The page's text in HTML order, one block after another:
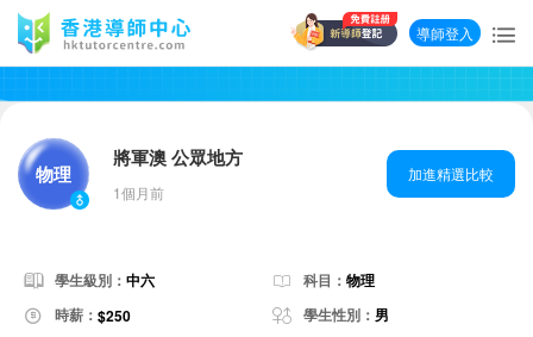
導師登入
物理
將軍澳 公眾地方
1個月前
加進精選比較
學生級別： 中六 科目： 物理
時薪： $250 學生性別： 男